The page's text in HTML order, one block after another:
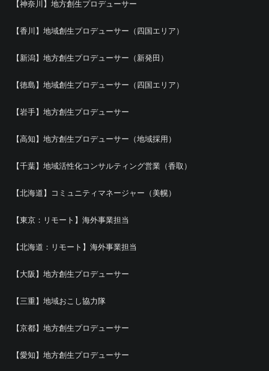
【神奈川】地方創生プロデューサー
【香川】地域創生プロデューサー（四国エリア）
【新潟】地方創生プロデューサー（新発田）
【徳島】地域創生プロデューサー（四国エリア）
【岩手】地方創生プロデューサー
【高知】地方創生プロデューサー（地域採用）
【千葉】地域活性化コンサルティング営業（香取）
【北海道】コミュニティマネージャー（美幌）
【東京：リモート】海外事業担当
【北海道：リモート】海外事業担当
【大阪】地方創生プロデューサー
【三重】地域おこし協力隊
【京都】地方創生プロデューサー
【愛知】地方創生プロデューサー